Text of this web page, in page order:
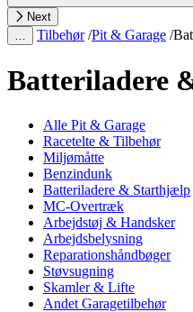
Next
Tilbehør /Pit & Garage /
Batteriladere
Alle Pit & Garage
Racetelte & Tilbehør
Miljømåtte
Benzindunk
Batteriladere & Starthjælp
MC-Overtræk
Arbejdstøj & Handsker
Arbejdsbelysning
Reparationshåndbøger
Støvsugning
Skamler & Lifte
Andet Garagetilbehør